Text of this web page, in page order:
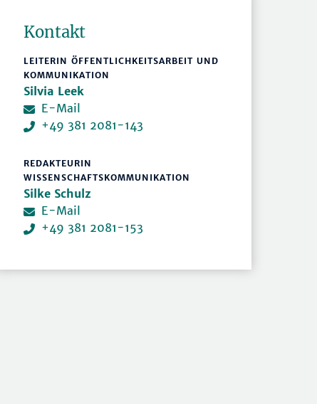
Kontakt
LEITERIN ÖFFENTLICHKEITSARBEIT UND
KOMMUNIKATION
Silvia Leek
E-Mail
+49 381 2081-143
REDAKTEURIN
WISSENSCHAFTSKOMMUNIKATION
Silke Schulz
E-Mail
+49 381 2081-153